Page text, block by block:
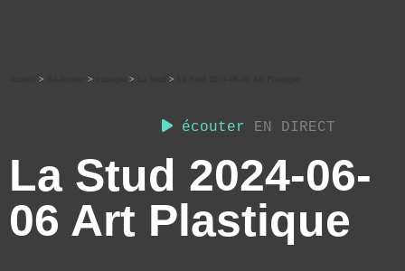
écouter EN DIRECT
> > > >
La Stud 2024-06-
06 Art Plastique